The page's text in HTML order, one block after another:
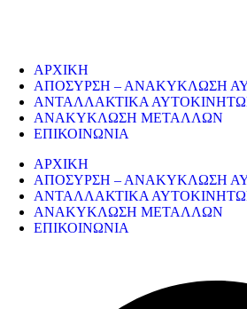
ΑΡΧΙΚΗ
ΑΠΟΣΥΡΣΗ – ΑΝΑΚΥΚΛΩΣΗ
ΑΝΤΑΛΛΑΚΤΙΚΑ
ΑΝΑΚΥΚΛΩΣΗ ΜΕΤΑΛΛΩΝ
ΕΠΙΚΟΙΝΩΝΙΑ
ΑΡΧΙΚΗ
ΑΠΟΣΥΡΣΗ – ΑΝΑΚΥΚΛΩΣΗ
ΑΝΤΑΛΛΑΚΤΙΚΑ
ΑΝΑΚΥΚΛΩΣΗ ΜΕΤΑΛΛΩΝ
ΕΠΙΚΟΙΝΩΝΙΑ